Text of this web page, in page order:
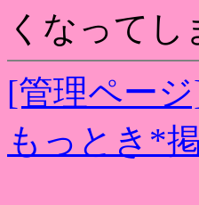
くなって
[管理ペー
もっとき*